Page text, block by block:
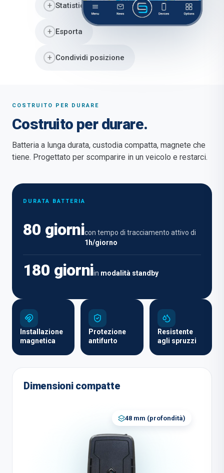
+ Statistiche
+ Esporta
+ Condividi posizione
COSTRUITO PER DURARE
Costruito per durare.
Batteria a lunga durata, custodia compatta, magnete che
tiene. Progettato per scomparire in un veicolo e restarci.
DURATA BATTERIA
80 giornicon tempo di tracciamento attivo di
1h/giorno
180 giorniin modalità standby
Installazione
magnetica
Protezione
antifurto
Resistente
agli spruzzi
Dimensioni compatte
48 mm (profondità)